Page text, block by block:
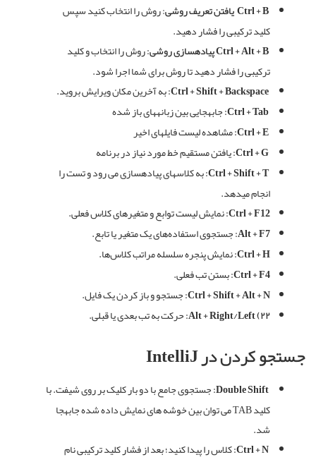
یافتنتعریفروشی:روش را انتخاب کنید سپس
کلید ترکیبی را فشار دهید.
Ctrl + Alt + Bپیادهسازیروشی:روش را انتخاب و کلید
ترکیبی را فشار دهید تا روش برای شما اجرا شود.
Ctrl + Shift + Backspace: بهآخرینمکانویرایشبروید.
جابهجایی بین زبانههای باز شده
Ctrl + E: مشاهده لیست فایلهای اخیر
یافتن مستقیم خط مورد نیاز در برنامه
Ctrl + Shift + T:
به کلاسهای پیادهسازی می رود و تست را
انجام میدهد.
Ctrl + F12: نمایش لیست توابع و متغیرهای کلاس فعلی.
Alt + F7: جستجوی استفاده‌های یک متغیر یا تابع.
Ctrl + H: نمایش پنجره سلسله مراتب کلاس‌ها.
Ctrl + F4: بستن تب فعلی.
Ctrl + Shift + Alt + N: جستجو و باز کردن یک فایل.
۲۲) Alt + Right/Left: حرکت به تب بعدی یا قبلی.
جستجوکردندر
Double Shift: جستجوی جامع با دو بار کلیک بر روی شیفت.با
کلید
می توان بین خوشه های نمایش داده شده جابهجا
شد.
کلاس را پیدا کنید؛ بعد از فشار کلید ترکیبی نام